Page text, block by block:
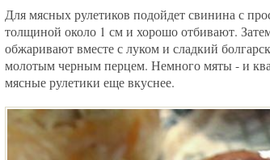
Для мясных рулетиков подойдет свинина с
толщиной около 1 см и хорошо отбивают.
обжаривают вместе с луком и сладкий
молотым черным перцем. Немного мяты - и
мясные рулетики еще вкуснее.